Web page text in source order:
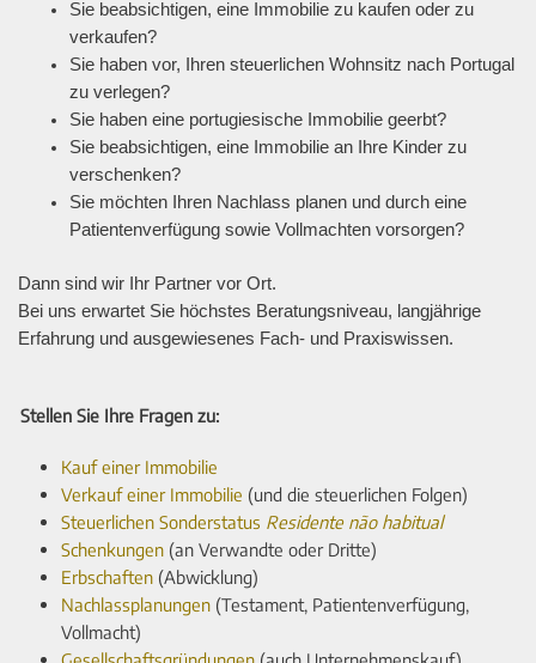
Sie beabsichtigen, eine Immobilie zu kaufen oder zu
verkaufen?
Sie haben vor, Ihren steuerlichen Wohnsitz nach Portugal
zu verlegen?
Sie haben eine portugiesische Immobilie geerbt?
Sie beabsichtigen, eine Immobilie an Ihre Kinder zu
verschenken?
Sie möchten Ihren Nachlass planen und durch eine
Patientenverfügung sowie Vollmachten vorsorgen?
Dann sind wir Ihr Partner vor Ort.
Bei uns erwartet Sie höchstes Beratungsniveau, langjährige
Erfahrung und ausgewiesenes Fach- und Praxiswissen.
Stellen Sie Ihre Fragen zu:
Kauf einer Immobilie
Verkauf einer Immobilie (und die steuerlichen Folgen)
Steuerlichen Sonderstatus Residente não habitual
Schenkungen (an Verwandte oder Dritte)
Erbschaften (Abwicklung)
Nachlassplanungen (Testament, Patientenverfügung,
Vollmacht)